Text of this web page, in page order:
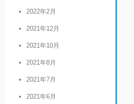
2022年2月
2021年12月
2021年10月
2021年8月
2021年7月
2021年6月